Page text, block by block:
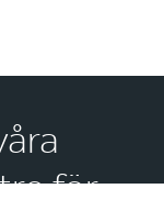
för